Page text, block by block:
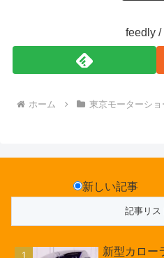
feedly /
ホーム 東京モーターショ
新しい記
新型カロー